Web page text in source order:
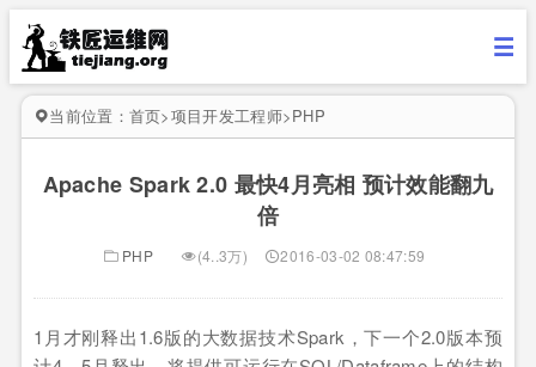
当前位置： 首页>项目开发工程师>PHP
Apache Spark 2.0 最快4月亮相 预计效能翻九
倍
PHP (4..3万) 2016-03-02 08:47:59
1月才刚释出1.6版的大数据技术Spark，下一个2.0版本预